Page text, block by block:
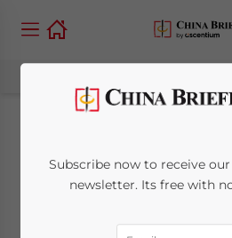
China geht
illegales
Subscribe now to receive
newsletter. Its free with